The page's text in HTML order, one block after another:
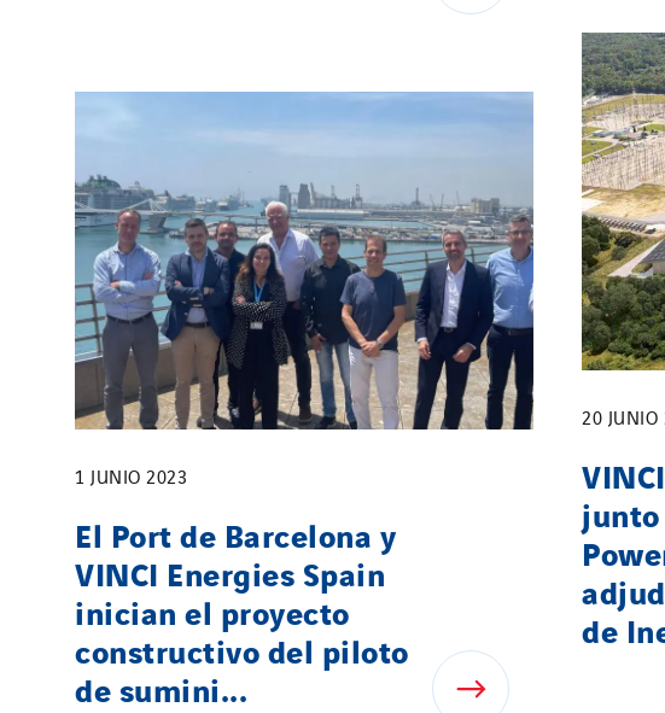
20 JUNIO
junto
de
1 JUNIO 2023
El Port de Barcelona y
VINCI Energies Spain
inician el proyecto
constructivo del piloto
de sumini...